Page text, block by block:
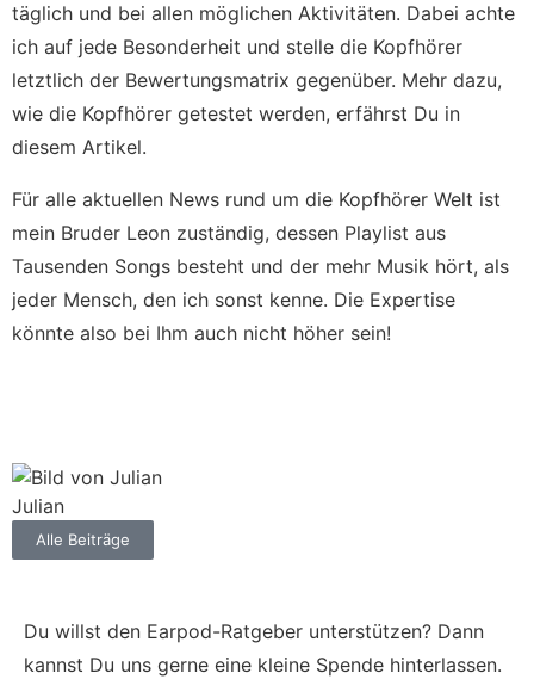
täglich und bei allen möglichen Aktivitäten. Dabei achte
ich auf jede Besonderheit und stelle die Kopfhörer
letztlich der Bewertungsmatrix gegenüber. Mehr dazu,
wie die Kopfhörer getestet werden, erfährst Du in
diesem Artikel.
Für alle aktuellen News rund um die Kopfhörer Welt ist
mein Bruder Leon zuständig, dessen Playlist aus
Tausenden Songs besteht und der mehr Musik hört, als
jeder Mensch, den ich sonst kenne. Die Expertise
könnte also bei Ihm auch nicht höher sein!
Julian
Alle Beiträge
Du willst den Earpod-Ratgeber unterstützen? Dann
kannst Du uns gerne eine kleine Spende hinterlassen.